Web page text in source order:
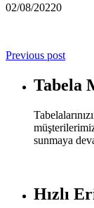
02/08/20220
Previous post
Tabela
sunmaya
Hızlı